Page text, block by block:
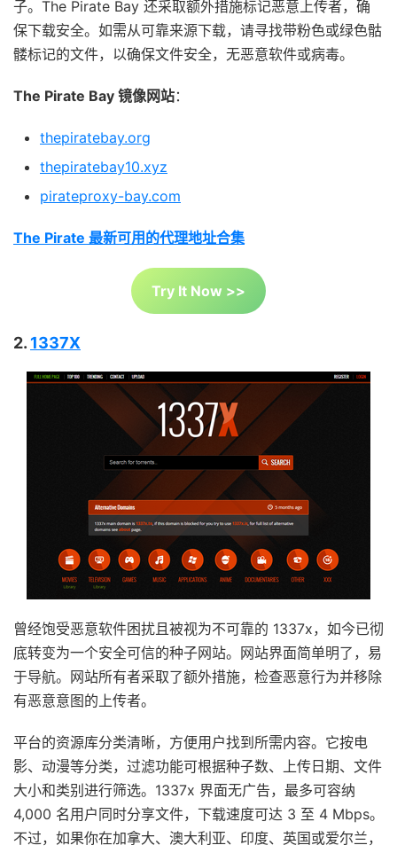
子。The Pirate Bay 还采取额外措施标记恶意上传者，确
保下载安全。如需从可靠来源下载，请寻找带粉色或绿色骷
髅标记的文件，以确保文件安全，无恶意软件或病毒。
The Pirate Bay 镜像网站：
thepiratebay.org
thepiratebay10.xyz
pirateproxy-bay.com
The Pirate 最新可用的代理地址合集
Try It Now >>
2. 1337X
曾经饱受恶意软件困扰且被视为不可靠的 1337x，如今已彻
底转变为一个安全可信的种子网站。网站界面简单明了，易
于导航。网站所有者采取了额外措施，检查恶意行为并移除
有恶意意图的上传者。
平台的资源库分类清晰，方便用户找到所需内容。它按电
影、动漫等分类，过滤功能可根据种子数、上传日期、文件
大小和类别进行筛选。1337x 界面无广告，最多可容纳
4,000 名用户同时分享文件，下载速度可达 3 至 4 Mbps。
不过，如果你在加拿大、澳大利亚、印度、英国或爱尔兰，